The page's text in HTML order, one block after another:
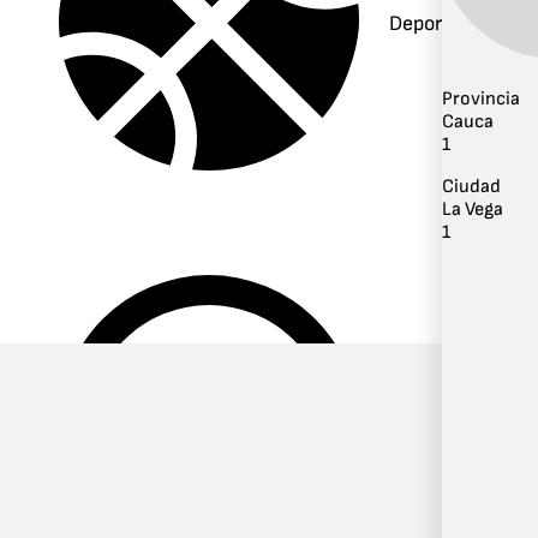
Deportes
Provincia
Cauca
1
Ciudad
La Vega
1